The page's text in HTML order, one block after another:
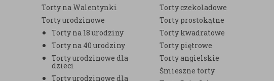
Torty na Walentynki
Torty urodzinowe
Torty na 18 urodziny
Torty na 40 urodziny
Torty urodzinowe dla
dzieci
Torty urodzinowe dla
Torty czekoladowe
Torty prostokątne
Torty kwadratowe
Torty piętrowe
Torty angielskie
Śmieszne torty